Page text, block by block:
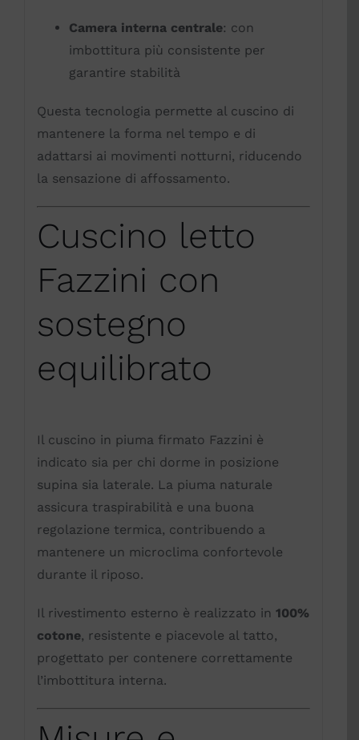
Camera interna centrale: con
imbottitura più consistente per
garantire stabilità
Questa tecnologia permette al cuscino di
mantenere la forma nel tempo e di
adattarsi ai movimenti notturni, riducendo
la sensazione di affossamento.
Cuscino letto
Fazzini con
sostegno
equilibrato
Il cuscino in piuma firmato Fazzini è
indicato sia per chi dorme in posizione
supina sia laterale. La piuma naturale
assicura traspirabilità e una buona
regolazione termica, contribuendo a
mantenere un microclima confortevole
durante il riposo.
Il rivestimento esterno è realizzato in 100%
cotone, resistente e piacevole al tatto,
progettato per contenere correttamente
l’imbottitura interna.